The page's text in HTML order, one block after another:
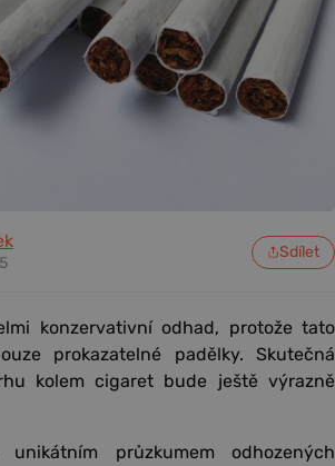
Sdílet
konzervativní odhad, protože tato
prokazatelné padělky. Skutečná
kolem cigaret bude ještě výrazně
průzkumem odhozených